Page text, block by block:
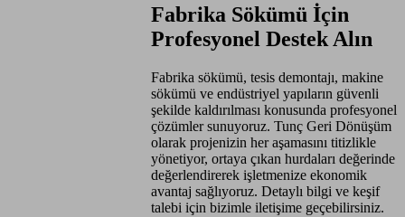
Fabrika Sökümü İçin
Profesyonel Destek Alın
Fabrika sökümü, tesis demontajı, makine
sökümü ve endüstriyel yapıların güvenli
şekilde kaldırılması konusunda profesyonel
çözümler sunuyoruz. Tunç Geri Dönüşüm
olarak projenizin her aşamasını titizlikle
yönetiyor, ortaya çıkan hurdaları değerinde
değerlendirerek işletmenize ekonomik
avantaj sağlıyoruz. Detaylı bilgi ve keşif
talebi için bizimle iletişime geçebilirsiniz.